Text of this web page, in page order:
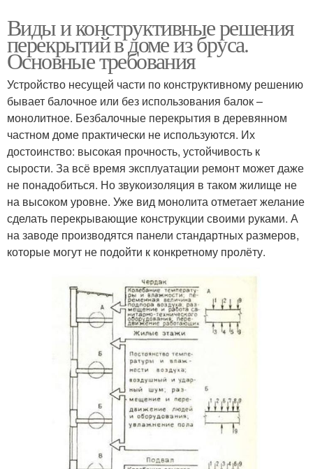
Виды и конструктивные решения
перекрытий в доме из бруса.
Основные требования
Устройство несущей части по конструктивному решению
бывает балочное или без использования балок –
монолитное. Безбалочные перекрытия в деревянном
частном доме практически не используются. Их
достоинство: высокая прочность, устойчивость к
сырости. За всё время эксплуатации ремонт может даже
не понадобиться. Но звукоизоляция в таком жилище не
на высоком уровне. Уже вид монолита отметает желание
сделать перекрывающие конструкции своими руками. А
на заводе производятся панели стандартных размеров,
которые могут не подойти к конкретному пролёту.